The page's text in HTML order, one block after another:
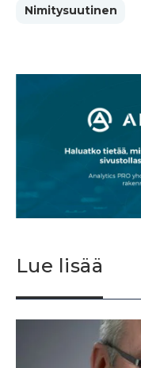
Nimitysuutinen
Lue lisää